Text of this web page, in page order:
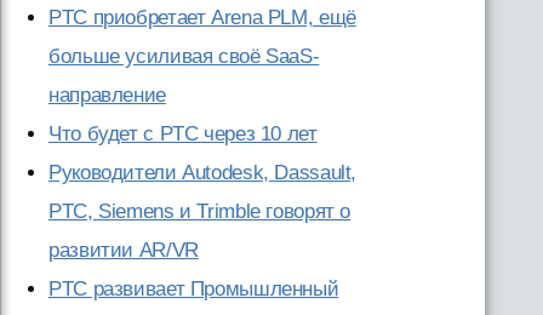
PTC приобретает Arena PLM, ещё
больше усиливая своё SaaS-
направление
Что будет с PTC через 10 лет
Руководители Autodesk, Dassault,
PTC, Siemens и Trimble говорят о
развитии AR/VR
PTC развивает Промышленный